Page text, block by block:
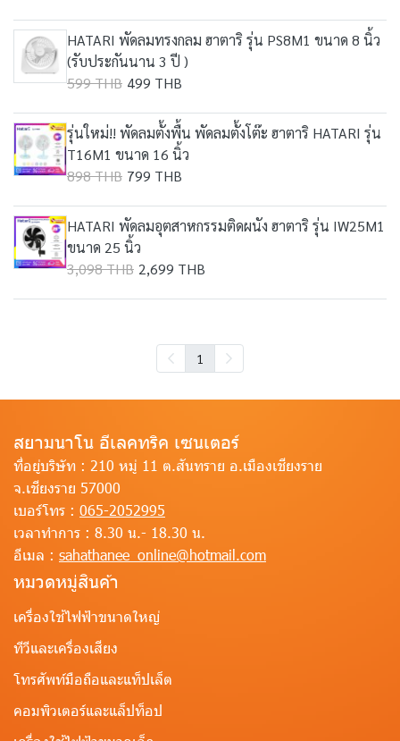
HATARI พัดลมทรงกลม ฮาตาริ รุ่น PS8M1 ขนาด 8 นิ้ว
(รับประกันนาน 3 ปี )
599 THB 499 THB
รุ่นใหม่!! พัดลมตั้งพื้น พัดลมตั้งโต๊ะ ฮาตาริ HATARI รุ่น
T16M1 ขนาด 16 นิ้ว
898 THB 799 THB
HATARI พัดลมอุตสาหกรรมติดผนัง ฮาตาริ รุ่น IW25M1
ขนาด 25 นิ้ว
3,098 THB 2,699 THB
1
สยามนาโน อีเลคทริค เซนเตอร์
ที่อยู่บริษัท : 210 หมู่ 11 ต.สันทราย อ.เมืองเชียงราย
จ.เชียงราย 57000
เบอร์โทร : 065-2052995
เวลาทำการ : 8.30 น.- 18.30 น.
อีเมล : sahathanee_online@hotmail.com
หมวดหมู่สินค้า
เครื่องใช้ไฟฟ้าขนาดใหญ่
ทีวีและเครื่องเสียง
โทรศัพท์มือถือและแท็ปเล็ต
คอมพิวเตอร์และแล็ปท็อป